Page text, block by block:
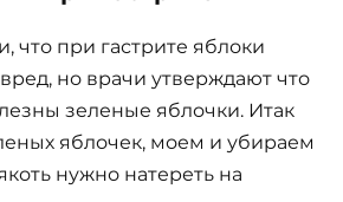
что при гастрите яблоки
но врачи утверждают что
зеленые яблочки. Итак
яблочек, моем и убираем
нужно натереть на